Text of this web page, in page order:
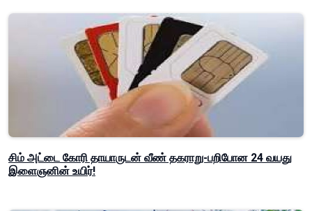
சிம் அட்டை கோரி தாயாருடன் வீண் தகராறு-பறிபோன 24 வயது
இளைஞனின் உயிர்!